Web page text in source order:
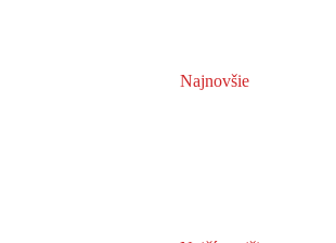
Najnovšie